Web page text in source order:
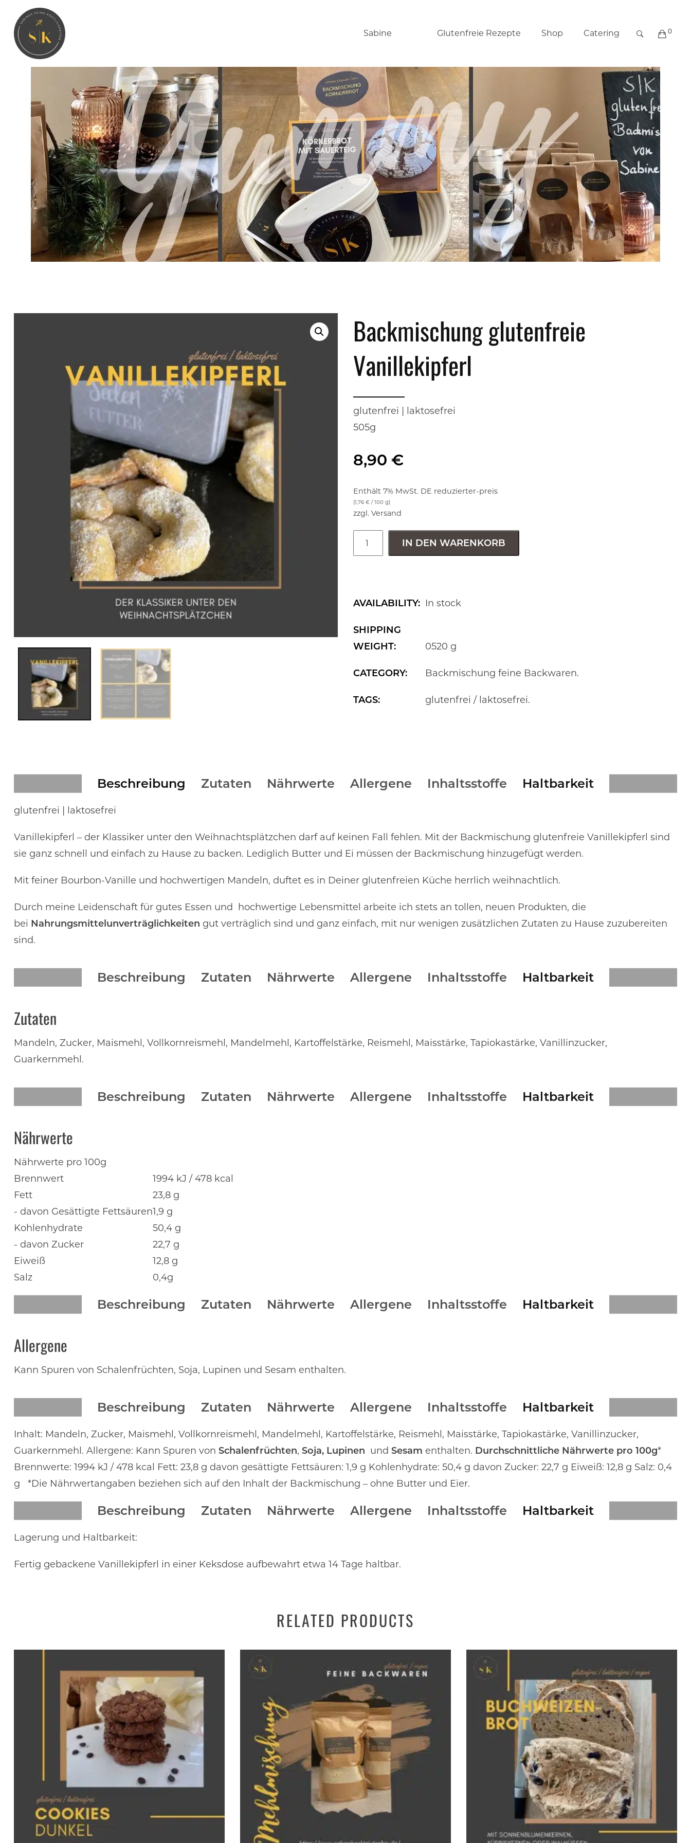
Sabine Glutenfreie Rezepte Shop Catering 0
Backmischung glutenfreie
Vanillekipferl
glutenfrei | laktosefrei
505g
8,90 €
Enthält 7% MwSt. DE reduzierter-preis
(1,76 € / 100 g)
zzgl. Versand
IN DEN WARENKORB
AVAILABILITY: In stock
SHIPPING
WEIGHT:
0520 g
CATEGORY: Backmischung feine Backwaren.
TAGS: glutenfrei / laktosefrei.
Beschreibung Zutaten Nährwerte Allergene Inhaltsstoffe Haltbarkeit
glutenfrei | laktosefrei
Vanillekipferl – der Klassiker unter den Weihnachtsplätzchen darf auf keinen Fall fehlen. Mit der Backmischung glutenfreie Vanillekipferl sind
sie ganz schnell und einfach zu Hause zu backen. Lediglich Butter und Ei müssen der Backmischung hinzugefügt werden.
Mit feiner Bourbon-Vanille und hochwertigen Mandeln, duftet es in Deiner glutenfreien Küche herrlich weihnachtlich.
Durch meine Leidenschaft für gutes Essen und hochwertige Lebensmittel arbeite ich stets an tollen, neuen Produkten, die
bei Nahrungsmittelunverträglichkeiten gut verträglich sind und ganz einfach, mit nur wenigen zusätzlichen Zutaten zu Hause zuzubereiten
sind.
Beschreibung Zutaten Nährwerte Allergene Inhaltsstoffe Haltbarkeit
Zutaten
Mandeln, Zucker, Maismehl, Vollkornreismehl, Mandelmehl, Kartoffelstärke, Reismehl, Maisstärke, Tapiokastärke, Vanillinzucker,
Guarkernmehl.
Beschreibung Zutaten Nährwerte Allergene Inhaltsstoffe Haltbarkeit
Nährwerte
Nährwerte pro 100g
Brennwert
1994 kJ / 478 kcal
Fett
23,8 g
- davon Gesättigte Fettsäuren1,9 g
Kohlenhydrate
50,4 g
- davon Zucker
22,7 g
Eiweiß
12,8 g
Salz
0,4g
Beschreibung Zutaten Nährwerte Allergene Inhaltsstoffe Haltbarkeit
Allergene
Kann Spuren von Schalenfrüchten, Soja, Lupinen und Sesam enthalten.
Beschreibung Zutaten Nährwerte Allergene Inhaltsstoffe Haltbarkeit
Inhalt: Mandeln, Zucker, Maismehl, Vollkornreismehl, Mandelmehl, Kartoffelstärke, Reismehl, Maisstärke, Tapiokastärke, Vanillinzucker,
Guarkernmehl. Allergene: Kann Spuren von Schalenfrüchten, Soja, Lupinen und Sesam enthalten. Durchschnittliche Nährwerte pro 100g*
Brennwerte: 1994 kJ / 478 kcal Fett: 23,8 g davon gesättigte Fettsäuren: 1,9 g Kohlenhydrate: 50,4 g davon Zucker: 22,7 g Eiweiß: 12,8 g Salz: 0,4
g *Die Nährwertangaben beziehen sich auf den Inhalt der Backmischung – ohne Butter und Eier.
Beschreibung Zutaten Nährwerte Allergene Inhaltsstoffe Haltbarkeit
Lagerung und Haltbarkeit:
Fertig gebackene Vanillekipferl in einer Keksdose aufbewahrt etwa 14 Tage haltbar.
RELATED PRODUCTS